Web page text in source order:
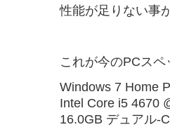
性能が足りない事
これが今のPCス
Windows 7 Home
Intel Core i5 4670
16.0GB デュアル-